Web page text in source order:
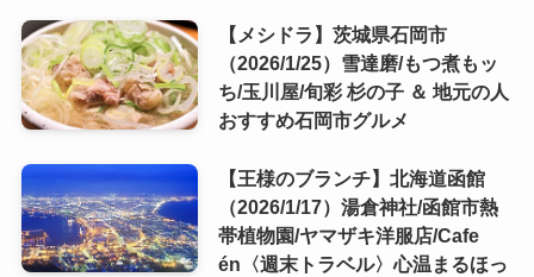
【メシドラ】茨城県石岡市
（2026/1/25）雪達磨/もつ煮もッ
ち/玉川屋/旬彩 杉の子 ＆ 地元の人
おすすめ石岡市グルメ
【王様のブランチ】北海道函館
（2026/1/17）湯倉神社/函館市熱
帯植物園/ヤマザキ洋服店/Cafe
én〈週末トラベル〉心温まるほっ